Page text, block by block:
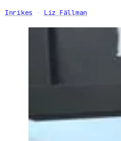
Inrikes Liz Fällman